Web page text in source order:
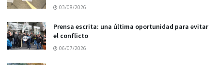
03/08/2026
Prensa escrita: una última oportunidad para evitar
el conflicto
06/07/2026